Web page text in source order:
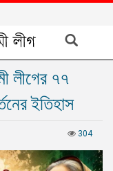
লীগের ৭৭
ইতিহাস
304